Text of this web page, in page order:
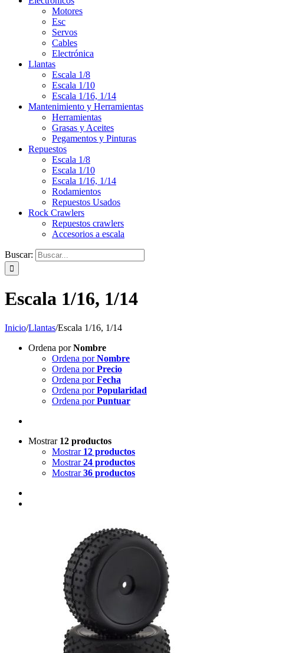
Motores
Esc
Servos
Cables
Electrónica
Llantas
Escala 1/8
Escala 1/10
Escala 1/16, 1/14
Mantenimiento y Herramientas
Herramientas
Grasas y Aceites
Pegamentos y Pinturas
Repuestos
Escala 1/8
Escala 1/10
Escala 1/16, 1/14
Rodamientos
Repuestos Usados
Rock Crawlers
Repuestos crawlers
Accesorios a escala
Buscar:
Escala 1/16, 1/14
Inicio/Llantas/Escala 1/16, 1/14
Ordena porNombre
Ordena porNombre
Ordena porPrecio
Ordena porFecha
Ordena porPopularidad
Ordena porPuntuar
Mostrar 12 productos
Mostrar 12 productos
Mostrar24 productos
Mostrar36 productos